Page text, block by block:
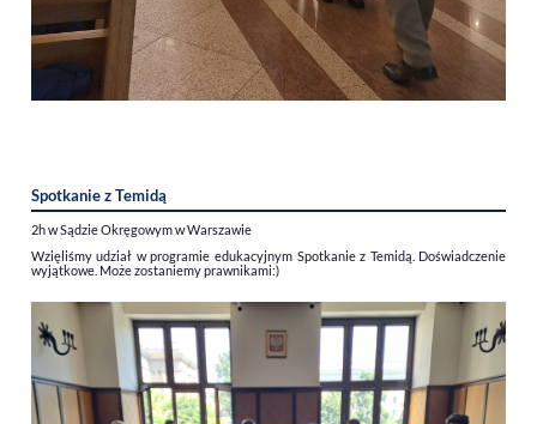
Spotkanie z Temidą
2h w Sądzie Okręgowym w Warszawie
Wzięliśmy udział w programie edukacyjnym Spotkanie z Temidą. Doświadczenie
wyjątkowe. Może zostaniemy prawnikami:)